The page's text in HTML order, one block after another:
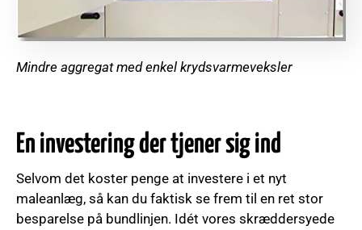
Mindre aggregat med enkel krydsvarmeveksler
En investering der tjener sig ind
Selvom det koster penge at investere i et nyt
maleanlæg, så kan du faktisk se frem til en ret stor
besparelse på bundlinjen. Idét vores skræddersyede